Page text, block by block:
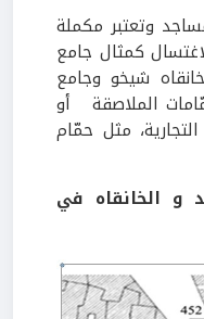
وتعتبر مكملة
كمثال جامع
شيخو وجامع
الملاصقة أو
مثل حمّام
و الخانقاه في